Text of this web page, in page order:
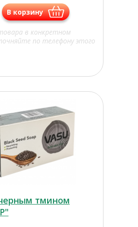
В корзину
в конкретном
по телефону этого
тмином